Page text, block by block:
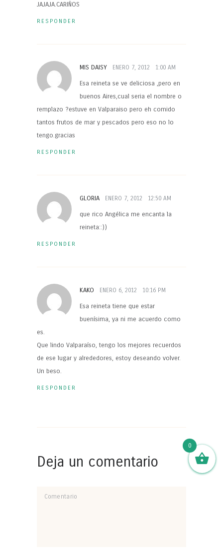
JAJAJA.CARIÑOS
RESPONDER
MIS DAISY ENERO 7, 2012 1:00 AM
Esa reineta se ve deliciosa ,pero en
buenos Aires,cual seria el nombre o
remplazo ?estuve en Valparaiso pero eh comido
tantos frutos de mar y pescados pero eso no lo
tengo.gracias
RESPONDER
GLORIA ENERO 7, 2012 12:50 AM
que rico Angélica me encanta la
reineta::))
RESPONDER
KAKO ENERO 6, 2012 10:16 PM
Esa reineta tiene que estar
buenísima, ya ni me acuerdo como
es.
Que lindo Valparaíso, tengo los mejores recuerdos
de ese lugar y alrededores, estoy deseando volver.
Un beso.
RESPONDER
Deja un comentario
0